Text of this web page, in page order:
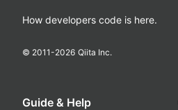
How developers code is here.
© 2011-2026 Qiita Inc.
Guide & Help